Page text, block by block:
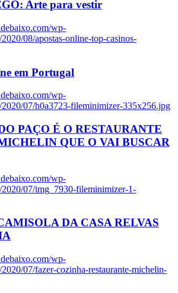
Arte para vestir
wp-
08/apostas-online-top-casinos-
em Portugal
wp-
2020/07/h0a3723-fileminimizer-335x256.jpg
PAÇO É O RESTAURANTE
QUE O VAI BUSCAR
wp-
2020/07/img_7930-fileminimizer-1-
DA CASA RELVAS
wp-
07/fazer-cozinha-restaurante-michelin-